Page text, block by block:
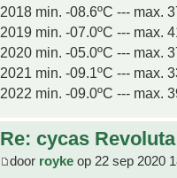
2018 min. -08.6ºC --- max.
2019 min. -07.0ºC --- max.
2020 min. -05.0ºC --- max.
2021 min. -09.1ºC --- max.
2022 min. -09.0ºC --- max.
Re: cycas Revoluta
door royke op 22 sep 2020